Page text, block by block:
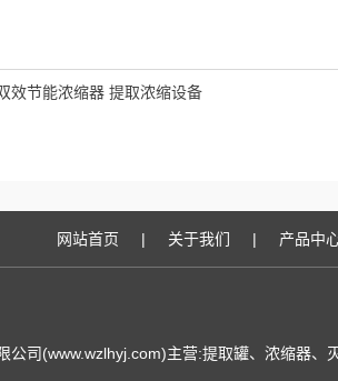
效节能浓缩器 提取浓缩设备
网站首页 | 关于我们 | 产品中
公司(www.wzlhyj.com)主营:提取罐、浓缩器、